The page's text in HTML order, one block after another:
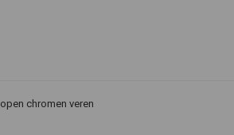
chromen veren